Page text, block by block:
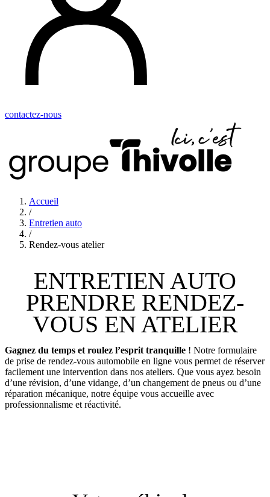
contactez-nous
Accueil
/
Entretien auto
/
Rendez-vous atelier
ENTRETIEN AUTO
PRENDRE RENDEZ-
VOUS EN ATELIER
Gagnez du temps et roulez l’esprit tranquille ! Notre formulaire
de prise de rendez-vous automobile en ligne vous permet de réserver
facilement une intervention dans nos ateliers. Que vous ayez besoin
d’une révision, d’une vidange, d’un changement de pneus ou d’une
réparation mécanique, notre équipe vous accueille avec
professionnalisme et réactivité.